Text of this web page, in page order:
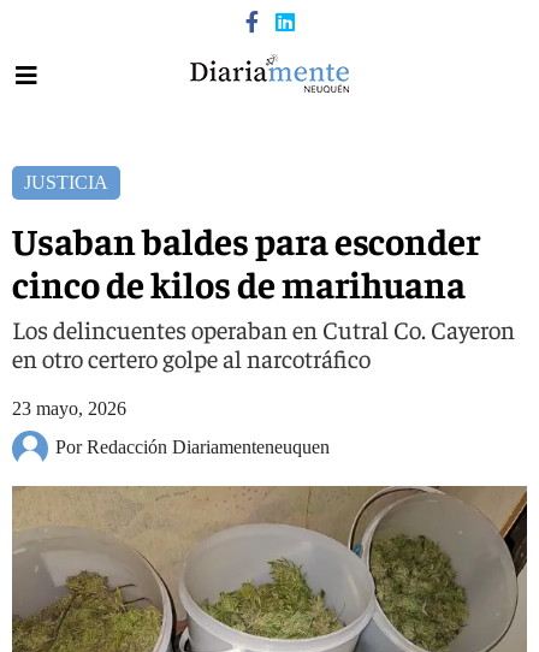
JUSTICIA
Usaban baldes para esconder
cinco de kilos de marihuana
Los delincuentes operaban en Cutral Co. Cayeron
en otro certero golpe al narcotráfico
23 mayo, 2026
Por Redacción Diariamenteneuquen